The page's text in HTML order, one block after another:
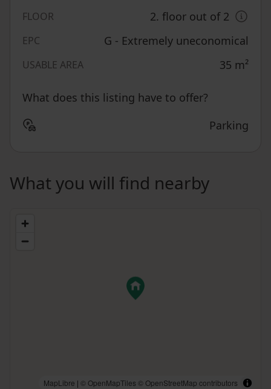
FLOOR 2. floor out of 2
EPC G - Extremely uneconomical
USABLE AREA 35 m²
What does this listing have to offer?
Parking
What you will find nearby
MapLibre | © OpenMapTiles © OpenStreetMap contributors